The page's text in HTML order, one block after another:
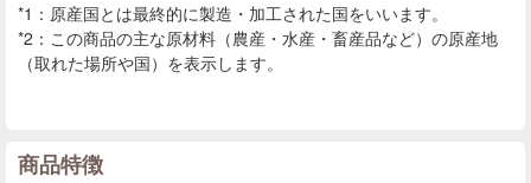
*1：原産国とは最終的に製造・加工された国をいいます。
*2：この商品の主な原材料（農産・水産・畜産品など）の原産地
（取れた場所や国）を表示します。
商品特徴